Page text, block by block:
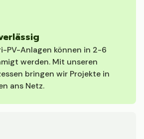
PV-Anlagen können in 2-6
werden. Mit unseren
bringen wir Projekte in
ans Netz.